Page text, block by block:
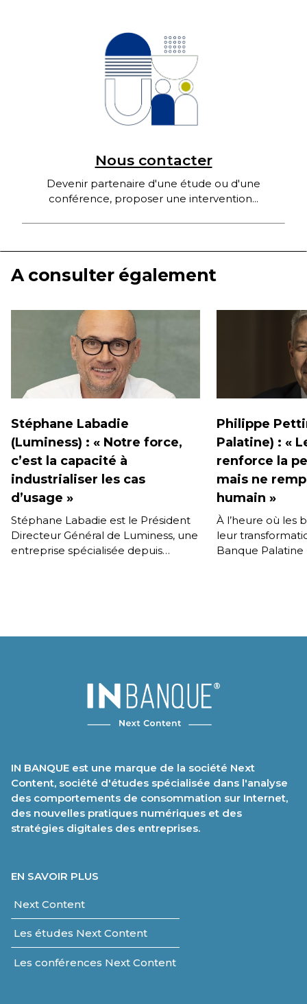
Nous contacter
Devenir partenaire d'une étude ou d'une
conférence, proposer une intervention...
A consulter également
Stéphane Labadie
(Luminess) : « Notre force,
c’est la capacité à
industrialiser les cas
d’usage »
Stéphane Labadie est le Président
Directeur Général de Luminess, une
entreprise spécialisée depuis
Philippe
Palatine) : «
renforce la
mais ne
humain »
À l’heure où les
leur
Banque
IN BANQUE est une marque de la société Next
Content, société d'études spécialisée dans l'analyse
des comportements de consommation sur Internet,
des nouvelles pratiques numériques et des
stratégies digitales des entreprises.
EN SAVOIR PLUS
Next Content
Les études Next Content
Les conférences Next Content